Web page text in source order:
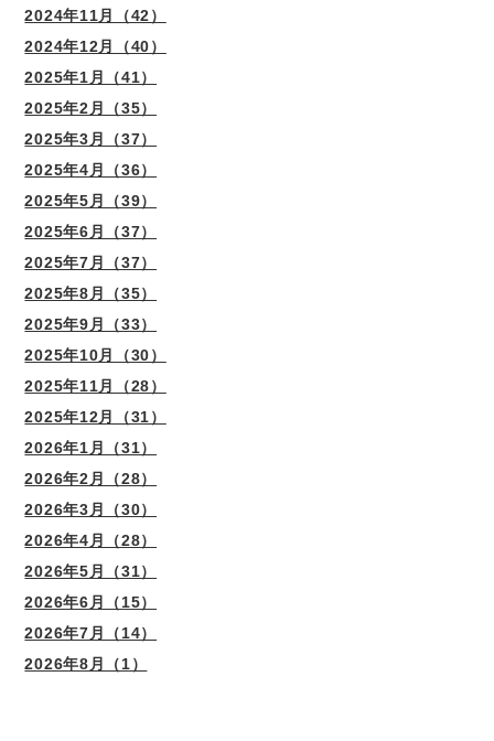
2024年11月（42）
2024年12月（40）
2025年1月（41）
2025年2月（35）
2025年3月（37）
2025年4月（36）
2025年5月（39）
2025年6月（37）
2025年7月（37）
2025年8月（35）
2025年9月（33）
2025年10月（30）
2025年11月（28）
2025年12月（31）
2026年1月（31）
2026年2月（28）
2026年3月（30）
2026年4月（28）
2026年5月（31）
2026年6月（15）
2026年7月（14）
2026年8月（1）